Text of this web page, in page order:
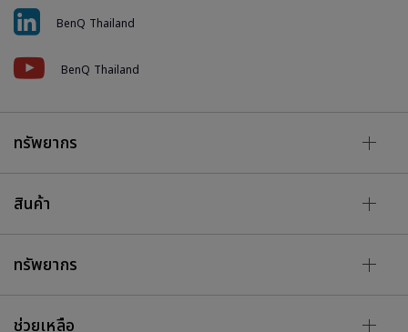
BenQ Thailand
BenQ Thailand
ทรัพยากร
สินค้า
ทรัพยากร
ช่วยเหลือ